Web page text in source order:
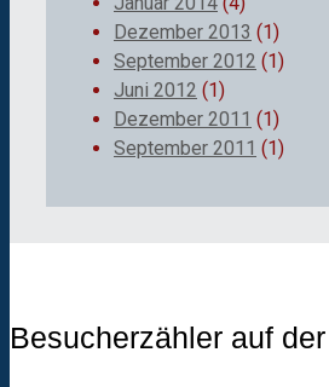
Dezember 2013 (1)
September 2012 (1)
Juni 2012 (1)
Dezember 2011 (1)
September 2011 (1)
Besucherzähler auf